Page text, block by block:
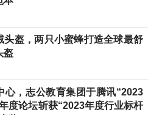
头盔，两只小蜜蜂打造全球最舒
盔
心，志公教育集团于腾讯“2023
度论坛斩获“2023年度行业标杆